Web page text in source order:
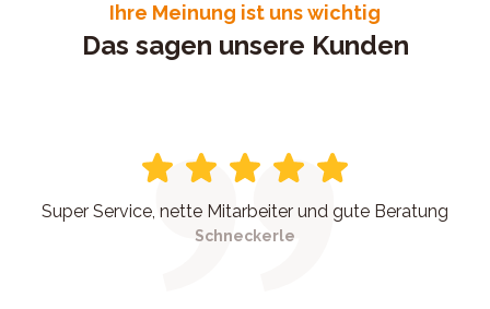
Ihre Meinung ist uns wichtig
Das sagen unsere Kunden
Super Service, nette Mitarbeiter und gute Beratung
Schneckerle